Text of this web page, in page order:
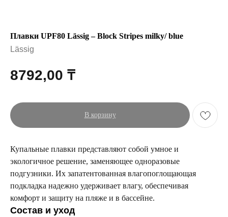
Плавки UPF80 Lässig – Block Stripes milky/ blue
Lässig
8792,00 ₸
В корзину
Купальные плавки представляют собой умное и
экологичное решение, заменяющее одноразовые
подгузники. Их запатентованная влагопоглощающая
подкладка надежно удерживает влагу, обеспечивая
комфорт и защиту на пляже и в бассейне.
Состав и уход